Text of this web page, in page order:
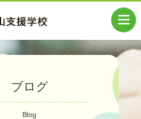
ブログ
Blog